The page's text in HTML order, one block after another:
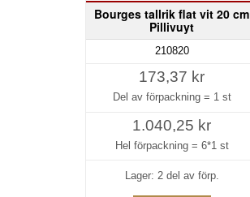
Bourges tallrik flat vit 20 cm
Pillivuyt
210820
173,37 kr
Del av förpackning = 1 st
1.040,25 kr
Hel förpackning = 6*1 st
Lager: 2 del av förp.